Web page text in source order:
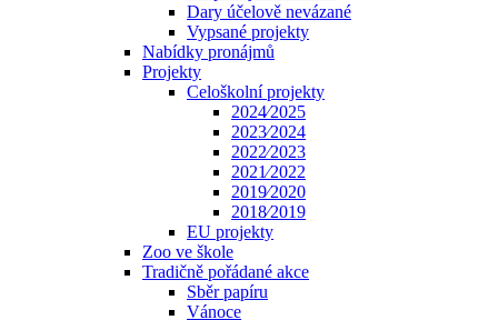
Dary účelově nevázané
Vypsané projekty
Nabídky pronájmů
Projekty
Celoškolní projekty
2024⁄2025
2023⁄2024
2022⁄2023
2021⁄2022
2019⁄2020
2018⁄2019
EU projekty
Zoo ve škole
Tradičně pořádané akce
Sběr papíru
Vánoce